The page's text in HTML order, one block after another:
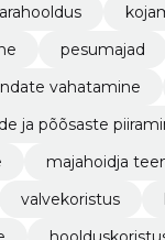
pesumajad
vahatamine
ja põõsaste
majahoidja
valvekoristus